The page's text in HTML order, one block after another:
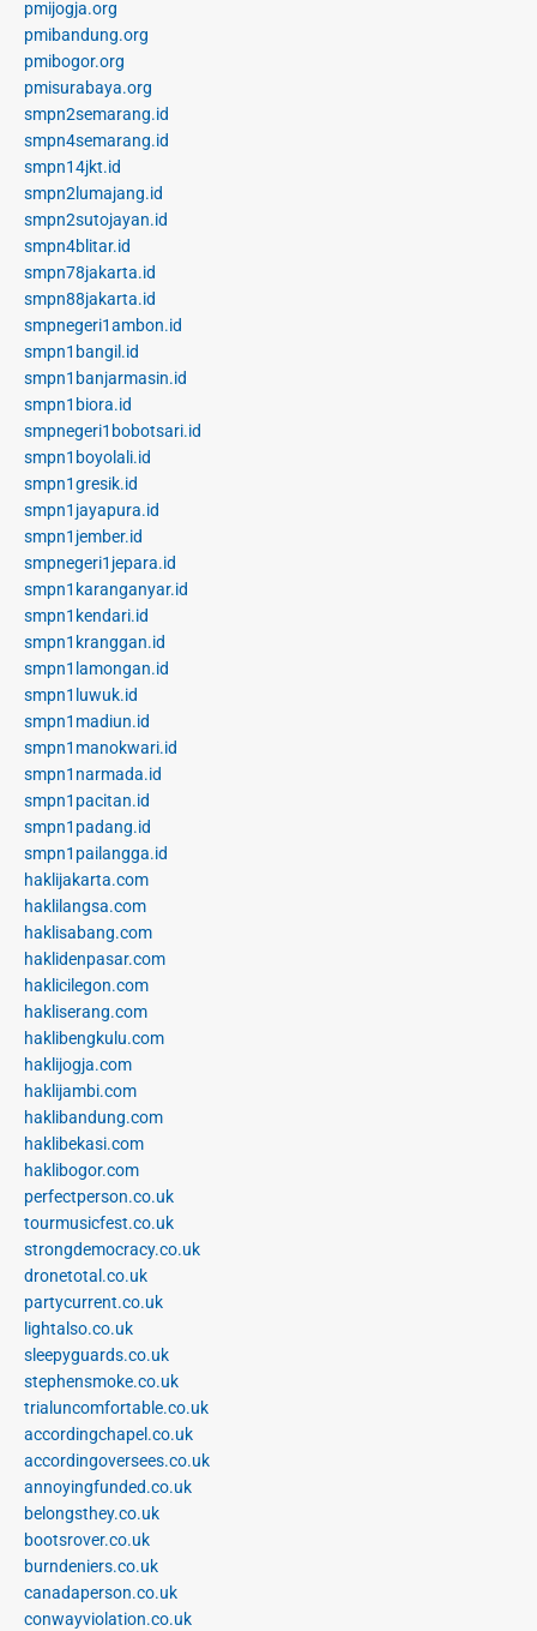
pmijogja.org
pmibandung.org
pmibogor.org
pmisurabaya.org
smpn2semarang.id
smpn4semarang.id
smpn14jkt.id
smpn2lumajang.id
smpn2sutojayan.id
smpn4blitar.id
smpn78jakarta.id
smpn88jakarta.id
smpnegeri1ambon.id
smpn1bangil.id
smpn1banjarmasin.id
smpn1biora.id
smpnegeri1bobotsari.id
smpn1boyolali.id
smpn1gresik.id
smpn1jayapura.id
smpn1jember.id
smpnegeri1jepara.id
smpn1karanganyar.id
smpn1kendari.id
smpn1kranggan.id
smpn1lamongan.id
smpn1luwuk.id
smpn1madiun.id
smpn1manokwari.id
smpn1narmada.id
smpn1pacitan.id
smpn1padang.id
smpn1pailangga.id
haklijakarta.com
haklilangsa.com
haklisabang.com
haklidenpasar.com
haklicilegon.com
hakliserang.com
haklibengkulu.com
haklijogja.com
haklijambi.com
haklibandung.com
haklibekasi.com
haklibogor.com
perfectperson.co.uk
tourmusicfest.co.uk
strongdemocracy.co.uk
dronetotal.co.uk
partycurrent.co.uk
lightalso.co.uk
sleepyguards.co.uk
stephensmoke.co.uk
trialuncomfortable.co.uk
accordingchapel.co.uk
accordingoversees.co.uk
annoyingfunded.co.uk
belongsthey.co.uk
bootsrover.co.uk
burndeniers.co.uk
canadaperson.co.uk
conwayviolation.co.uk